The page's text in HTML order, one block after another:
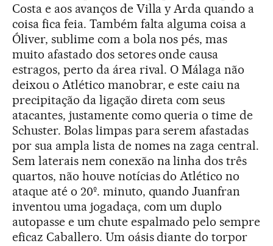
Costa e aos avanços de Villa y Arda quando a
coisa fica feia. Também falta alguma coisa a
Óliver, sublime com a bola nos pés, mas
muito afastado dos setores onde causa
estragos, perto da área rival. O Málaga não
deixou o Atlético manobrar, e este caiu na
precipitação da ligação direta com seus
atacantes, justamente como queria o time de
Schuster. Bolas limpas para serem afastadas
por sua ampla lista de nomes na zaga central.
Sem laterais nem conexão na linha dos três
quartos, não houve notícias do Atlético no
ataque até o 20º. minuto, quando Juanfran
inventou uma jogadaça, com um duplo
autopasse e um chute espalmado pelo sempre
eficaz Caballero. Um oásis diante do torpor